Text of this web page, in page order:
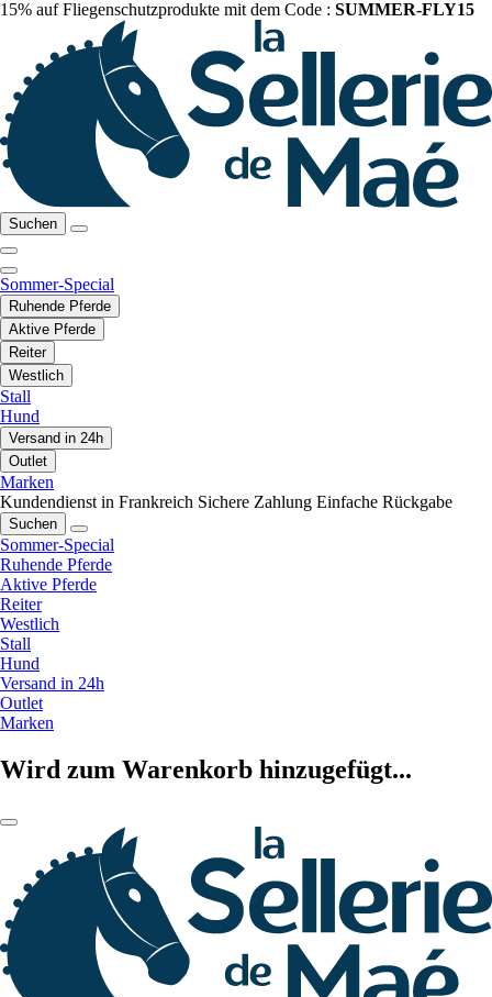
15% auf Fliegenschutzprodukte mit dem Code : SUMMER-FLY15
Suchen
Sommer-Special
Ruhende Pferde
Aktive Pferde
Reiter
Westlich
Stall
Hund
Versand in 24h
Outlet
Marken
Kundendienst in Frankreich Sichere Zahlung Einfache Rückgabe
Suchen
Sommer-Special
Ruhende Pferde
Aktive Pferde
Reiter
Westlich
Stall
Hund
Versand in 24h
Outlet
Marken
Wird zum Warenkorb hinzugefügt...